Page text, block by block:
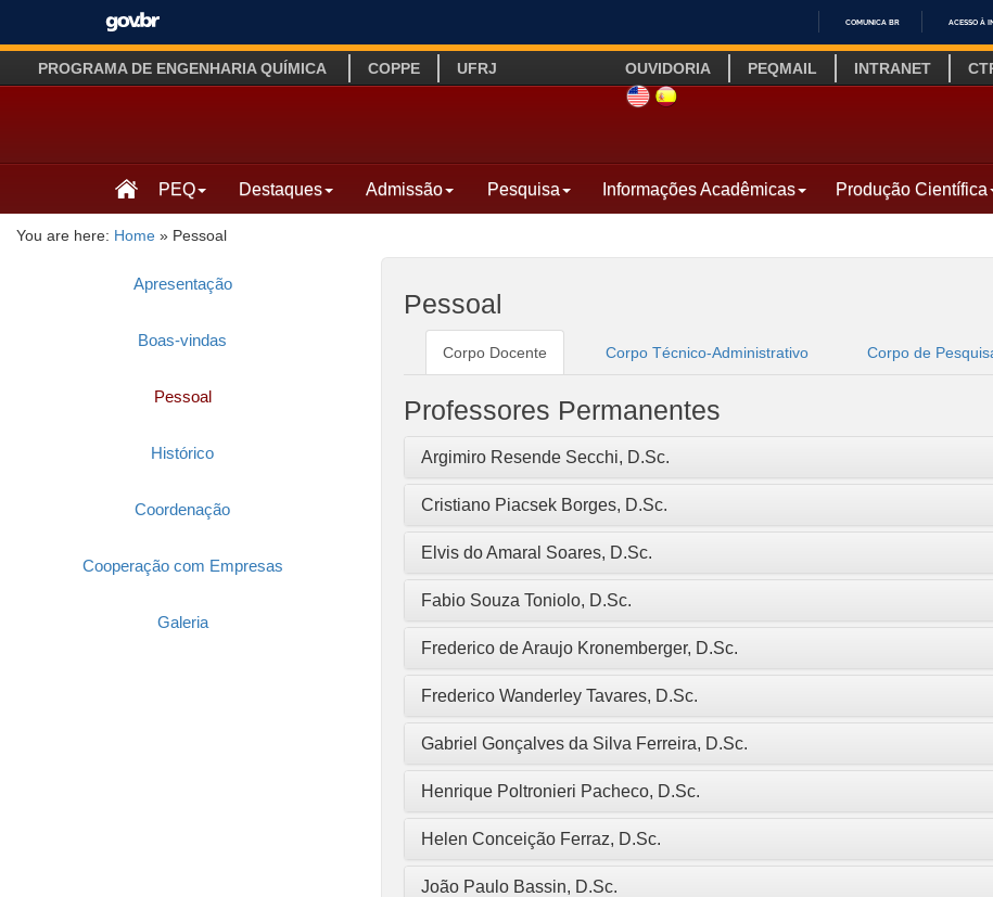
IR
O
COMUNICA BR ACESSO À
PROGRAMA DE ENGENHARIA QUÍMICA COPPE UFRJ OUVIDORIA PEQMAIL INTRANET
SITE INGLÊS
LINK SITE ESPANHOL
PEQ Destaques Admissão Pesquisa Informações Acadêmicas Produção Científica
You are here: Home » Pessoal
Apresentação
Boas-vindas
Pessoal
Histórico
Coordenação
Cooperação com Empresas
Galeria
Pessoal
Corpo Docente Corpo Técnico-Administrativo Corpo de
Professores Permanentes
Argimiro Resende Secchi, D.Sc.
Cristiano Piacsek Borges, D.Sc.
Elvis do Amaral Soares, D.Sc.
Fabio Souza Toniolo, D.Sc.
Frederico de Araujo Kronemberger, D.Sc.
Frederico Wanderley Tavares, D.Sc.
Gabriel Gonçalves da Silva Ferreira, D.Sc.
Henrique Poltronieri Pacheco, D.Sc.
Helen Conceição Ferraz, D.Sc.
João Paulo Bassin, D.Sc.